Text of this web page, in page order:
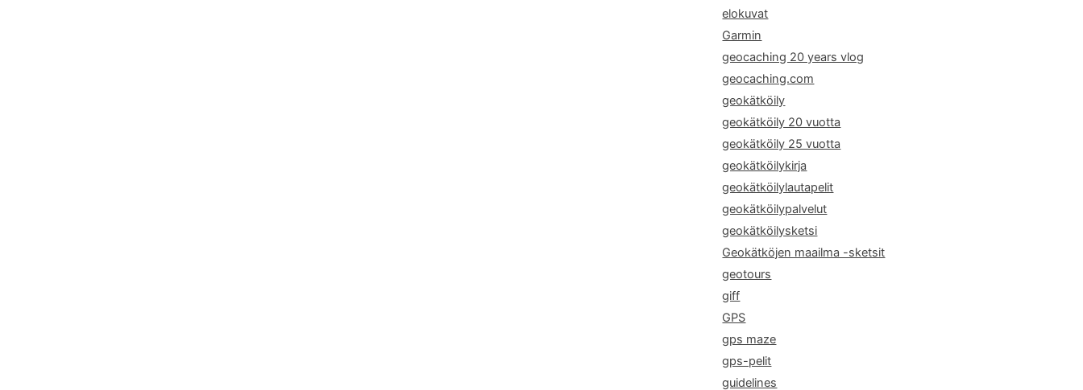
elokuvat
Garmin
geocaching 20 years vlog
geocaching.com
geokätköily
geokätköily 20 vuotta
geokätköily 25 vuotta
geokätköilykirja
geokätköilylautapelit
geokätköilypalvelut
geokätköilysketsi
Geokätköjen maailma -sketsit
geotours
giff
GPS
gps maze
gps-pelit
guidelines